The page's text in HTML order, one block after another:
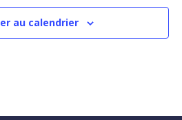
au calendrier